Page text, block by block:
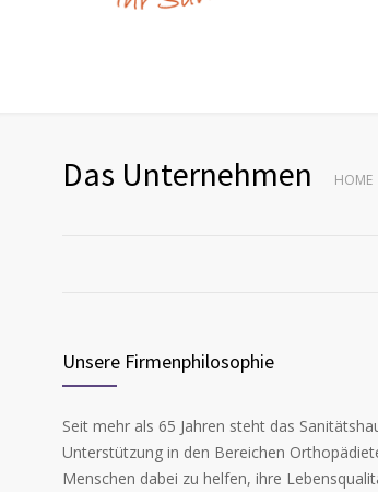
Das Unternehmen HOME
Unsere Firmenphilosophie
Seit mehr als 65 Jahren steht das
Unterstützung in den Bereichen
Menschen dabei zu helfen, ihre